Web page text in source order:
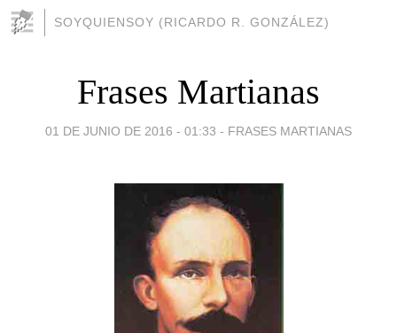
SOYQUIENSOY (RICARDO R. GONZÁLEZ)
Frases Martianas
01 DE JUNIO DE 2016 - 01:33 - FRASES MARTIANAS